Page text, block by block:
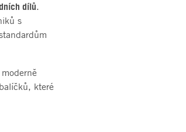
dílů.
s
které